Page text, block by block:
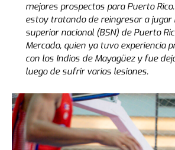
mejores prospectos para Puerto
estoy tratando de reingresar a jugar
superior nacional (BSN) de Puerto
Mercado, quien ya tuvo experiencia
con los Indios de Mayagüez y fue
luego de sufrir varias lesiones.